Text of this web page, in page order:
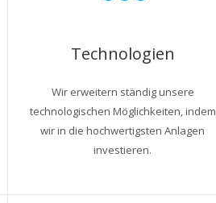
Technologien
Wir erweitern ständig unsere
technologischen Möglichkeiten, indem
wir in die hochwertigsten Anlagen
investieren.